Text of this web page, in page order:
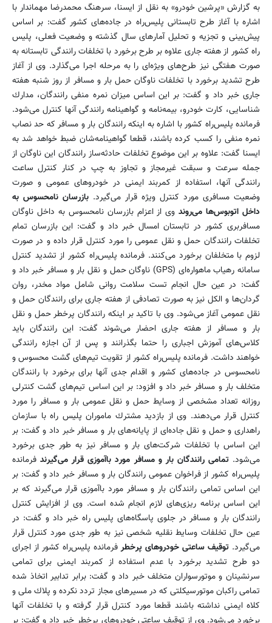
به گزارش «پرشین خودرو» به نقل از ایسنا، سرهنگ محمدرضا مهماندار با
اشاره با آغاز طرح تابستانی پلیس‌راه در جاده‌های كشور گفت: بر اساس
پیش‌بینی و تجزیه و تحلیل آمارهای سال گذشته و وضعیت فعلی، پلیس
راه كشور از هفته جاری علاوه بر طرح برخورد با تخلفات رانندگی تابستانه به
صورت هفتگی نیز طرح‌های ویژه‌ای را به مرحله اجرا می‌گذارد. وی از آغاز
طرح تشدید برخورد با تخلفات ناوگان حمل بار و مسافر از روز شنبه هفته
جاری خبر داد و گفت: بر این اساس میزان نمره منفی رانندگان، مدارك
شناسایی، كارت خودرو، بیمه‌نامه و گواهینامه رانندگی آنها كنترل می‌شود.
فرمانده پلیس‌راه كشور با اشاره به اینكه رانندگان بار و مسافر كه حد نصاب
نمره منفی را كسب كرده باشند، قطعا گواهینامه‌شان ضبط خواهد شد به
ایسنا گفت: علاوه بر این موضوع تخلفات حادثه‌ساز رانندگان این ناوگان از
جمله سرعت و سبقت غیرمجاز و تجاوز به چپ در كنار كنترل ساعت
رانندگی آنها، استفاده از كمربند ایمنی در خودروهای عمومی و صورت
وضعیت مسافری مورد كنترل ویژه قرار می‌گیرد. بازرسان نامحسوس به
داخل اتوبوس‌ها می‌روندوی از اعزام بازرسان نامحسوس به داخل ناوگان
مسافربری كشور در تابستان امسال خبر داد و گفت: این بازرسان تمام
تخلفات رانندگان حمل و نقل عمومی را مورد كنترل قرار داده و در صورت
لزوم با متخلفان برخورد می‌كنند. فرمانده پلیس‌راه كشور از تشدید كنترل
سامانه رهیاب ماهواره‌ای (GPS) ناوگان حمل و نقل بار و مسافر خبر داد و
گفت: در عین حال انجام تست سلامت روانی شامل مواد مخدر، روان
گردان‌ها و الكل نیز به صورت تصادفی از هفته جاری برای رانندگان حمل و
نقل عمومی آغاز می‌شود. وی با تاكید بر اینكه رانندگان پرخطر حمل و نقل
بار و مسافر از هفته جاری احضار می‌شوند گفت: این رانندگان باید
كلاس‌های آموزش اجباری را حتما بگذرانند و پس از آن اجازه رانندگی
خواهند داشت. فرمانده پلیس‌راه كشور از تقویت تیم‌های گشت محسوس و
نامحسوس در جاده‌های كشور و اقدام جدی آنها برای برخورد با رانندگان
متخلف بار و مسافر خبر داد و افزود: بر این اساس تیم‌های گشت كنترلی
روزانه تعداد مشخصی از وسایط حمل و نقل عمومی بار و مسافر را مورد
كنترل قرار می‌دهند. وی از بازدید مشترك ماموران پلیس راه با سازمان
راهداری و حمل و نقل جاده‌ای از پایانه‌های بار و مسافر خبر داد و گفت: بر
این اساس با تخلفات شركت‌های بار و مسافر نیز به طور جدی برخورد
می‌شود.تمامی رانندگان بار و مسافر مورد باآموزی قرار می‌گیرندفرمانده
پلیس‌راه كشور از فراخوان عمومی رانندگان بار و مسافر خبر داد و گفت: بر
این اساس تمامی رانندگان بار و مسافر مورد باآموزی قرار می‌گیرند كه بر
این اساس برنامه ریزی‌های لازم انجام شده است. وی از افزایش كنترل
رانندگان بار و مسافر در جلوی پاسگاه‌های پلیس راه خبر داد و گفت: در
عین حال تخلفات وسایط نقلیه شخصی نیز به طور جدی مورد كنترل قرار
می‌گیرد. توقیف ساعتی خودروهای پرخطرفرمانده پلیس‌راه كشور از اجرای
دو طرح تشدید برخورد با عدم استفاده از كمربند ایمنی برای تمامی
سرنشینان و موتورسواران متخلف خبر داد و گفت: برابر تدابیر اتخاذ شده
تمامی راكبان موتورسیكلتی كه در مسیرهای مجاز تردد نكرده و پلاك ملی و
كلاه ایمنی نداشته باشند قطعا مورد كنترل قرار گرفته و با تخلفات آنها